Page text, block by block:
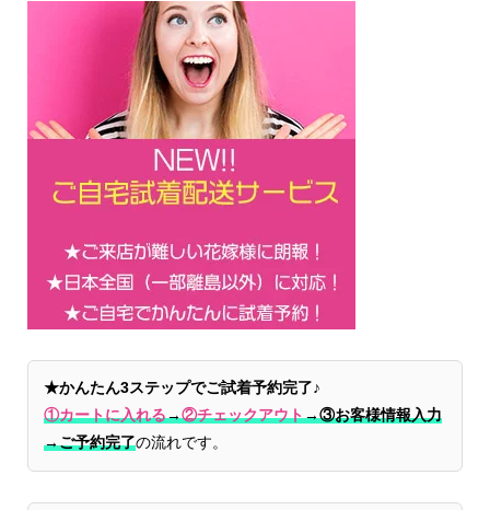
★かんたん3ステップでご試着予約完了♪
①カートに入れる→②チェックアウト→③お客様情報入力
→ご予約完了の流れです。